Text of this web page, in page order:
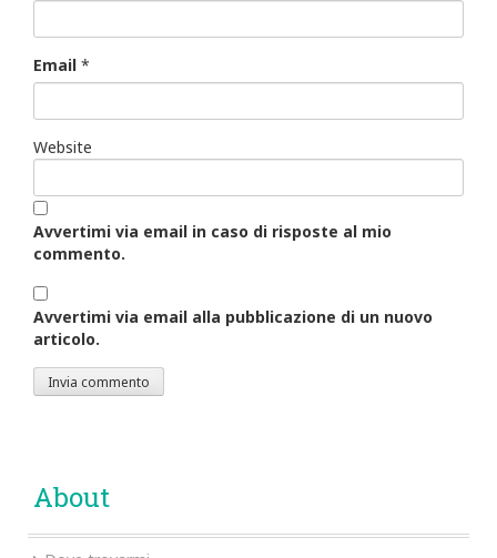
Email *
Website
Avvertimi via email in caso di risposte al mio
commento.
Avvertimi via email alla pubblicazione di un nuovo
articolo.
About